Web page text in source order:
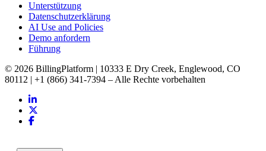
Unterstützung
Datenschutzerklärung
AI Use and Policies
Demo anfordern
Führung
© 2026 BillingPlatform | 10333 E Dry Creek, Englewood, CO
80112 | +1 (866) 341-7394 – Alle Rechte vorbehalten